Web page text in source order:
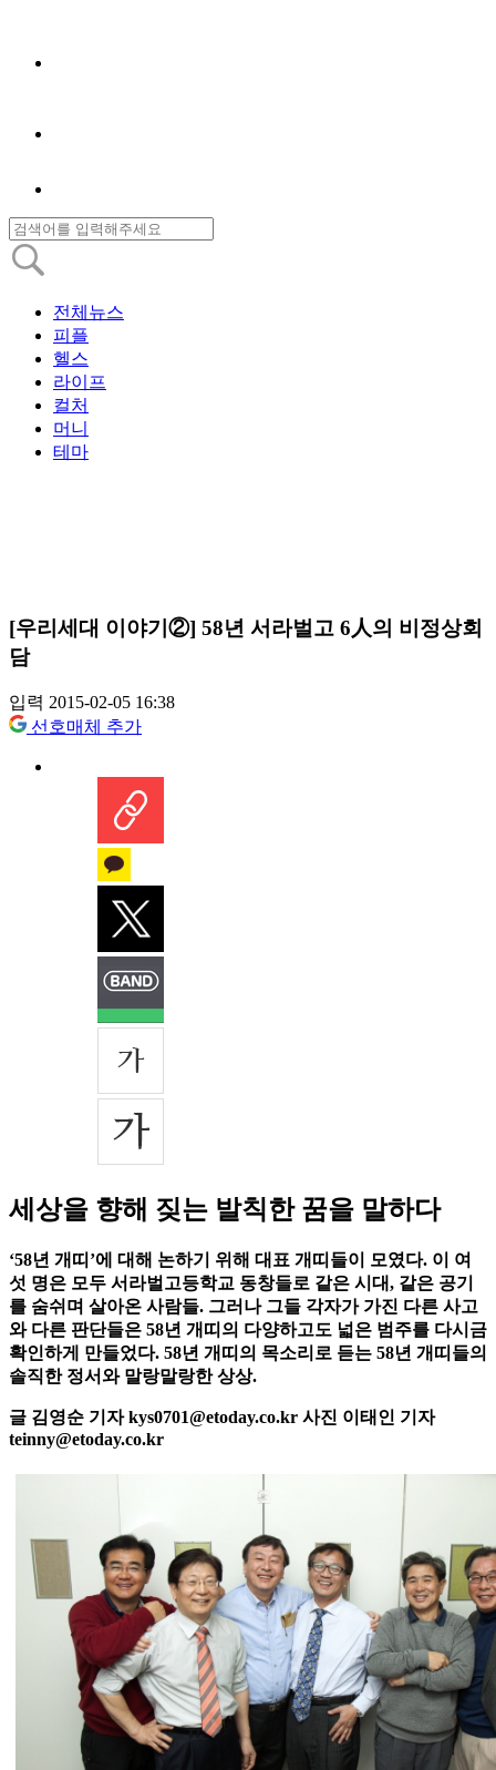
전체뉴스
피플
헬스
라이프
컬처
머니
테마
[우리세대 이야기②] 58년 서라벌고 6人의 비정상회
담
입력 2015-02-05 16:38
선호매체 추가
세상을 향해 짖는 발칙한 꿈을 말하다
‘58년 개띠’에 대해 논하기 위해 대표 개띠들이 모였다. 이 여
섯 명은 모두 서라벌고등학교 동창들로 같은 시대, 같은 공기
를 숨쉬며 살아온 사람들. 그러나 그들 각자가 가진 다른 사고
와 다른 판단들은 58년 개띠의 다양하고도 넓은 범주를 다시금
확인하게 만들었다. 58년 개띠의 목소리로 듣는 58년 개띠들의
솔직한 정서와 말랑말랑한 상상.
글 김영순 기자 kys0701@etoday.co.kr 사진 이태인 기자
teinny@etoday.co.kr